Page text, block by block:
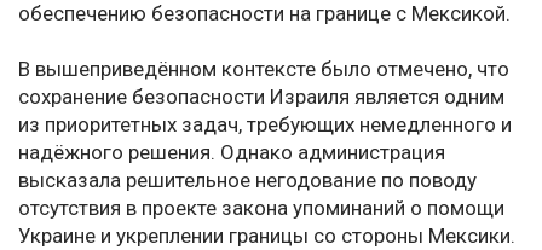
обеспечению безопасности на границе с Мексикой.
В вышеприведённом контексте было отмечено, что
сохранение безопасности Израиля является одним
из приоритетных задач, требующих немедленного и
надёжного решения. Однако администрация
высказала решительное негодование по поводу
отсутствия в проекте закона упоминаний о помощи
Украине и укреплении границы со стороны Мексики.